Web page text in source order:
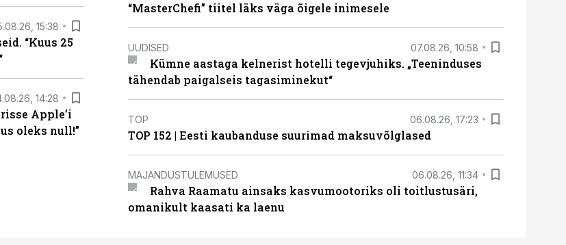
15:38
“Kuus 25
14:28
Apple’i
oleks null!”
“MasterChefi” tiitel läks väga õigele inimesele
UUDISED 07.08.26, 10:58
Kümne aastaga kelnerist hotelli tegevjuhiks. „Teeninduses
tähendab paigalseis tagasiminekut“
TOP 06.08.26, 17:23
TOP 152 | Eesti kaubanduse suurimad maksuvõlglased
MAJANDUSTULEMUSED 06.08.26, 11:34
Rahva Raamatu ainsaks kasvumootoriks oli toitlustusäri,
omanikult kaasati ka laenu